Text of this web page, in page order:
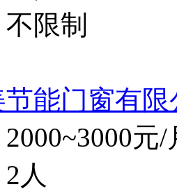
限制
能门窗有限
元/
人